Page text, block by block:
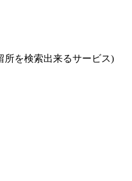
所を検索出来るサービス)